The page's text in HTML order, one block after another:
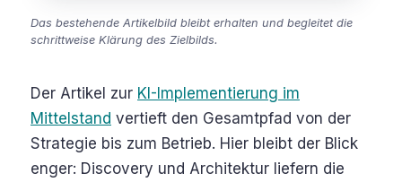
Das bestehende Artikelbild bleibt erhalten und begleitet die
schrittweise Klärung des Zielbilds.
Der Artikel zur KI-Implementierung im
Mittelstand vertieft den Gesamtpfad von der
Strategie bis zum Betrieb. Hier bleibt der Blick
enger: Discovery und Architektur liefern die